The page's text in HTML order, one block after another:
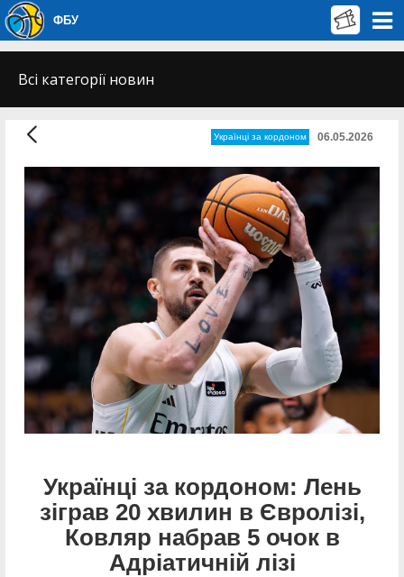
ФБУ
Всі категорії новин
Українці за кордоном 06.05.2026
Українці за кордоном: Лень
зіграв 20 хвилин в Євролізі,
Ковляр набрав 5 очок в
Адріатичній лізі